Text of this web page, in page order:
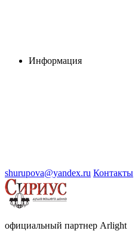
Информация
shurupova@yandex.ru Контакты
официальный партнер Arlight